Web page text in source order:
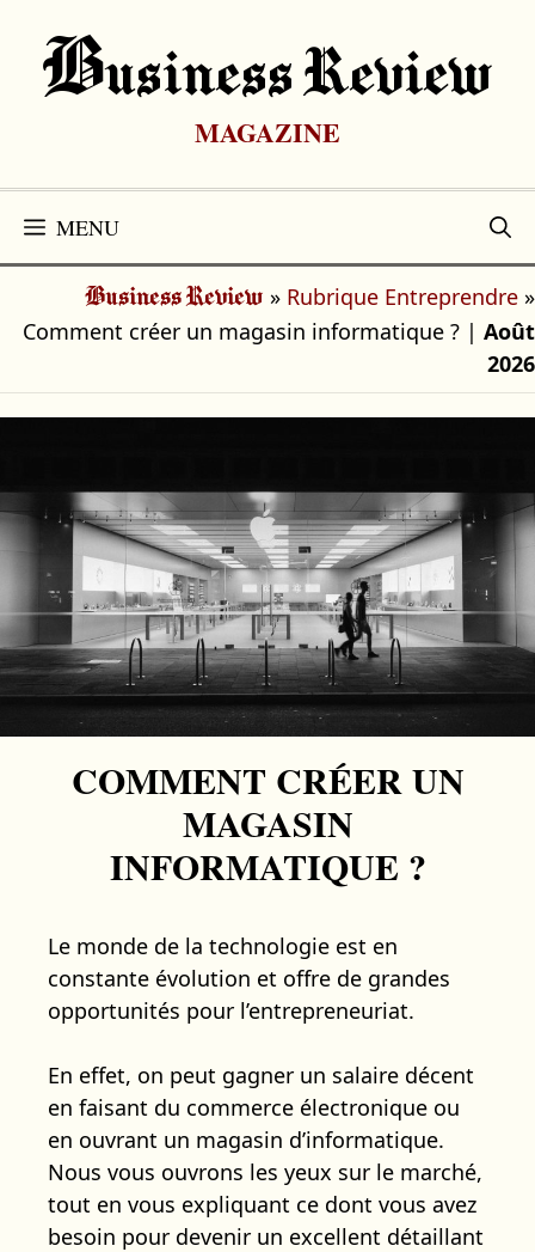
contenu
BUsiness Review
MAGAZINE
MENU
Business Review » Rubrique Entreprendre »
Comment créer un magasin informatique ? | Août
2026
COMMENT CRÉER UN
MAGASIN
INFORMATIQUE ?
Le monde de la technologie est en
constante évolution et offre de grandes
opportunités pour l’entrepreneuriat.
En effet, on peut gagner un salaire décent
en faisant du commerce électronique ou
en ouvrant un magasin d’informatique.
Nous vous ouvrons les yeux sur le marché,
tout en vous expliquant ce dont vous avez
besoin pour devenir un excellent détaillant